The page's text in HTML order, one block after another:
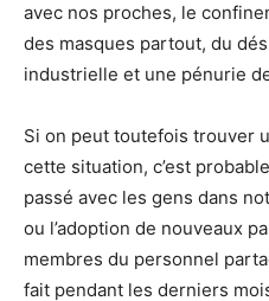
avec nos proches, le
des masques partout, du
industrielle et une pénurie
Si on peut toutefois trouver
cette situation, c’est
passé avec les gens dans
ou l’adoption de nouveaux
membres du personnel
fait pendant les derniers